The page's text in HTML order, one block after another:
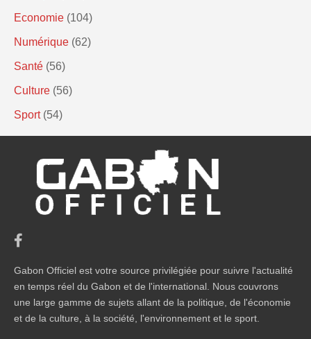
Economie (104)
Numérique (62)
Santé (56)
Culture (56)
Sport (54)
Gabon Officiel est votre source privilégiée pour suivre l'actualité
en temps réel du Gabon et de l'international. Nous couvrons
une large gamme de sujets allant de la politique, de l'économie
et de la culture, à la société, l'environnement et le sport.